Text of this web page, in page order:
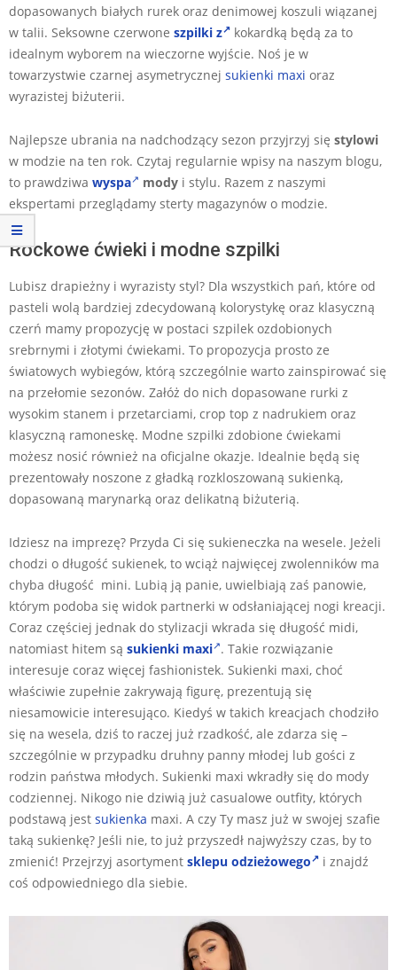
dopasowanych białych rurek oraz denimowej koszuli wiązanej
w talii. Seksowne czerwone szpilki z
kokardką będą za to
idealnym wyborem na wieczorne wyjście. Noś je w
towarzystwie czarnej asymetrycznej sukienki maxi oraz
wyrazistej biżuterii.
Najlepsze ubrania na nadchodzący sezon przyjrzyj się stylowi
w modzie na ten rok. Czytaj regularnie wpisy na naszym blogu,
to prawdziwa wyspa mody i stylu. Razem z naszymi
ekspertami przeglądamy sterty magazynów o modzie.
Rockowe ćwieki i modne szpilki
Lubisz drapieżny i wyrazisty styl? Dla wszystkich pań, które od
pasteli wolą bardziej zdecydowaną kolorystykę oraz klasyczną
czerń mamy propozycję w postaci szpilek ozdobionych
srebrnymi i złotymi ćwiekami. To propozycja prosto ze
światowych wybiegów, którą szczególnie warto zainspirować się
na przełomie sezonów. Załóż do nich dopasowane rurki z
wysokim stanem i przetarciami, crop top z nadrukiem oraz
klasyczną ramoneskę. Modne szpilki zdobione ćwiekami
możesz nosić również na oficjalne okazje. Idealnie będą się
prezentowały noszone z gładką rozkloszowaną sukienką,
dopasowaną marynarką oraz delikatną biżuterią.
Idziesz na imprezę? Przyda Ci się sukieneczka na wesele. Jeżeli
chodzi o długość sukienek, to wciąż najwięcej zwolenników ma
chyba długość mini. Lubią ją panie, uwielbiają zaś panowie,
którym podoba się widok partnerki w odsłaniającej nogi kreacji.
Coraz częściej jednak do stylizacji wkrada się długość midi,
natomiast hitem są sukienki maxi . Takie rozwiązanie
interesuje coraz więcej fashionistek. Sukienki maxi, choć
właściwie zupełnie zakrywają figurę, prezentują się
niesamowicie interesująco. Kiedyś w takich kreacjach chodziło
się na wesela, dziś to raczej już rzadkość, ale zdarza się –
szczególnie w przypadku druhny panny młodej lub gości z
rodzin państwa młodych. Sukienki maxi wkradły się do mody
codziennej. Nikogo nie dziwią już casualowe outfity, których
podstawą jest sukienka maxi. A czy Ty masz już w swojej szafie
taką sukienkę? Jeśli nie, to już przyszedł najwyższy czas, by to
zmienić! Przejrzyj asortyment sklepu odzieżowego
i znajdź
coś odpowiedniego dla siebie.